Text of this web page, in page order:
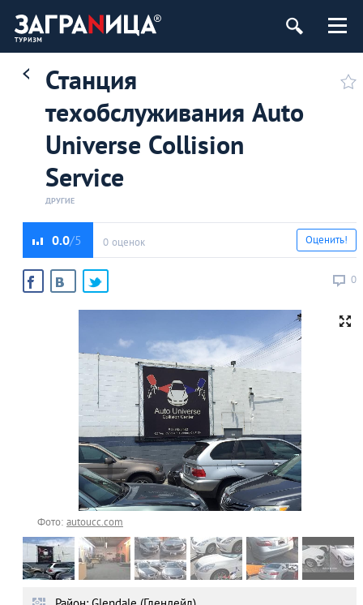
Станция
техобслуживания Auto
Universe Collision
Service
ДРУГИЕ
0.0 0 оценок
0
Оценить!
Фото:autoucc.com